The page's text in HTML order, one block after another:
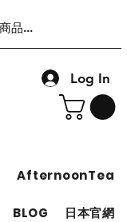
Log In
AfternoonTea
BLOG 日本官網